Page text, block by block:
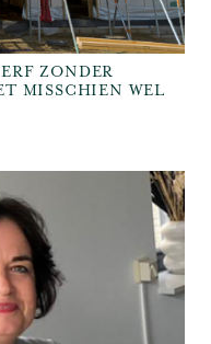
ZONDER
MISSCHIEN WEL